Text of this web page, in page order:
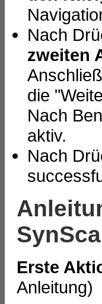
Nach
zweiten
die
Nach
aktiv.
Nach
Erste
Anleitung)